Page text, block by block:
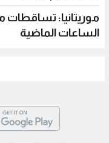
موريتانيا:
الساعات الماضية